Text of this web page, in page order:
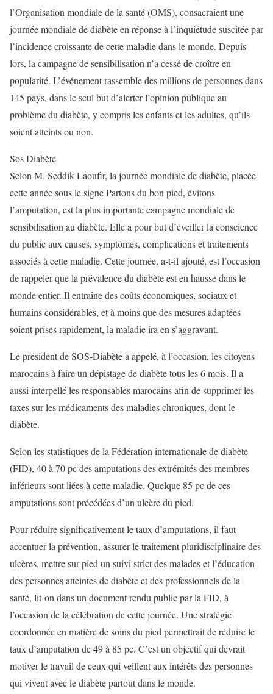
l’Organisation mondiale de la santé (OMS), consacraient une
journée mondiale de diabète en réponse à l’inquiétude suscitée par
l’incidence croissante de cette maladie dans le monde. Depuis
lors, la campagne de sensibilisation n’a cessé de croître en
popularité. L’événement rassemble des millions de personnes dans
145 pays, dans le seul but d’alerter l’opinion publique au
problème du diabète, y compris les enfants et les adultes, qu’ils
soient atteints ou non.
Sos Diabète
Selon M. Seddik Laoufir, la journée mondiale de diabète, placée
cette année sous le signe Partons du bon pied, évitons
l’amputation, est la plus importante campagne mondiale de
sensibilisation au diabète. Elle a pour but d’éveiller la conscience
du public aux causes, symptômes, complications et traitements
associés à cette maladie. Cette journée, a-t-il ajouté, est l’occasion
de rappeler que la prévalence du diabète est en hausse dans le
monde entier. Il entraîne des coûts économiques, sociaux et
humains considérables, et à moins que des mesures adaptées
soient prises rapidement, la maladie ira en s’aggravant.
Le président de SOS-Diabète a appelé, à l’occasion, les citoyens
marocains à faire un dépistage de diabète tous les 6 mois. Il a
aussi interpellé les responsables marocains afin de supprimer les
taxes sur les médicaments des maladies chroniques, dont le
diabète.
Selon les statistiques de la Fédération internationale de diabète
(FID), 40 à 70 pc des amputations des extrémités des membres
inférieurs sont liées à cette maladie. Quelque 85 pc de ces
amputations sont précédées d’un ulcère du pied.
Pour réduire significativement le taux d’amputations, il faut
accentuer la prévention, assurer le traitement pluridisciplinaire des
ulcères, mettre sur pied un suivi strict des malades et l’éducation
des personnes atteintes de diabète et des professionnels de la
santé, lit-on dans un document rendu public par la FID, à
l’occasion de la célébration de cette journée. Une stratégie
coordonnée en matière de soins du pied permettrait de réduire le
taux d’amputation de 49 à 85 pc. C’est un objectif qui devrait
motiver le travail de ceux qui veillent aux intérêts des personnes
qui vivent avec le diabète partout dans le monde.